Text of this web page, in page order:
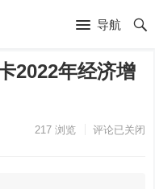
导航
2022年经济增
217浏览 评论已关闭